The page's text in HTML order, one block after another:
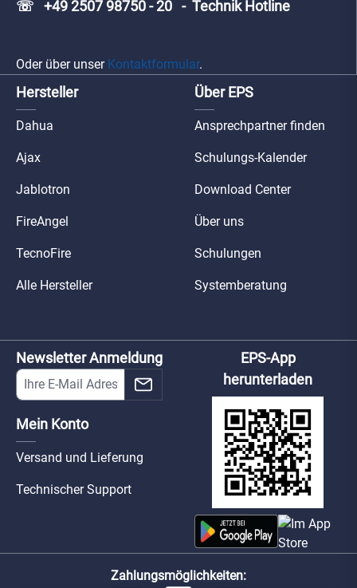
☏ +49 2507 98750 - 20 - Technik Hotline
Oder über unser Kontaktformular.
Hersteller
Dahua
Ajax
Jablotron
FireAngel
TecnoFire
Alle Hersteller
Über EPS
Ansprechpartner finden
Schulungs-Kalender
Download Center
Über uns
Schulungen
Systemberatung
Newsletter Anmeldung
Mein Konto
Versand und Lieferung
Technischer Support
EPS-App
herunterladen
Zahlungsmöglichkeiten: